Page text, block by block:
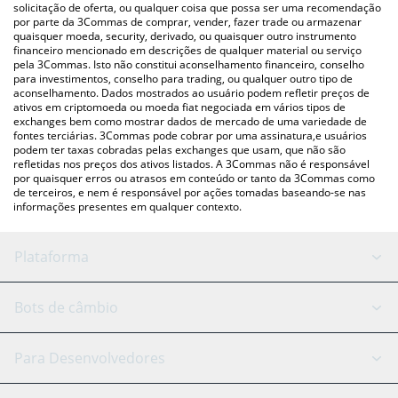
para verificar o último preço de DIGG nas principais moedas fiat
e criptográficas.
solicitação de oferta, ou qualquer coisa que possa ser uma recomendação
por parte da 3Commas de comprar, vender, fazer trade ou armazenar
quaisquer moeda, security, derivado, ou quaisquer outro instrumento
financeiro mencionado em descrições de qualquer material ou serviço
pela 3Commas. Isto não constitui aconselhamento financeiro, conselho
para investimentos, conselho para trading, ou qualquer outro tipo de
aconselhamento. Dados mostrados ao usuário podem refletir preços de
ativos em criptomoeda ou moeda fiat negociada em vários tipos de
exchanges bem como mostrar dados de mercado de uma variedade de
fontes terciárias. 3Commas pode cobrar por uma assinatura,e usuários
podem ter taxas cobradas pelas exchanges que usam, que não são
refletidas nos preços dos ativos listados. A 3Commas não é responsável
por quaisquer erros ou atrasos em conteúdo or tanto da 3Commas como
de terceiros, e nem é responsável por ações tomadas baseando-se nas
informações presentes em qualquer contexto.
Plataforma
Bot GRID
Signal Bot
Assistente de IA
Bots de câmbio
Binance
Para Desenvolvedores